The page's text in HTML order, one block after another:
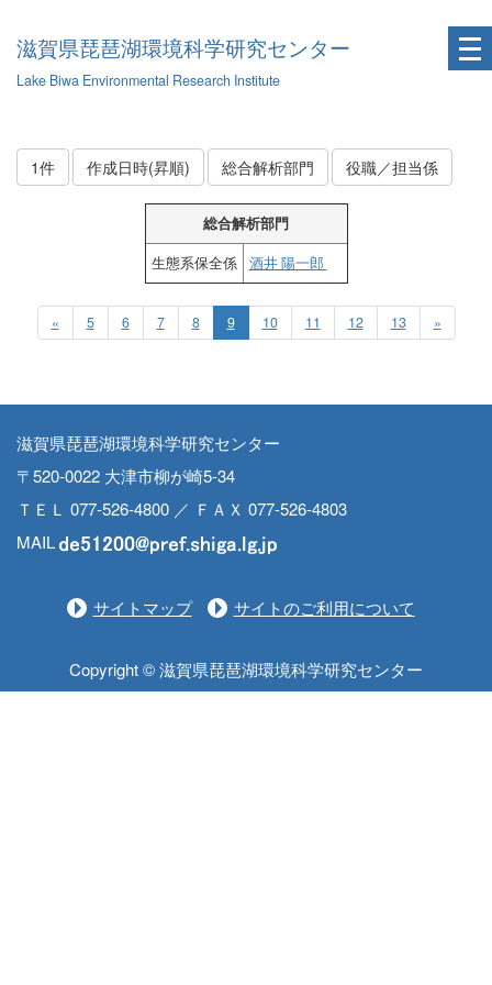
滋賀県琵琶湖環境科学研究センター
Lake Biwa Environmental Research Institute
1件 作成日時(昇順) 総合解析部門 役職／担当係
総合解析部門
生態系保全係
酒井 陽一郎
« 5 6 7 8 9 10 11 12 13 »
滋賀県琵琶湖環境科学研究センター
〒520-0022 大津市柳が崎5-34
ＴＥＬ 077-526-4800 ／ ＦＡＸ 077-526-4803
MAIL
サイトマップ サイトのご利用について
Copyright © 滋賀県琵琶湖環境科学研究センター